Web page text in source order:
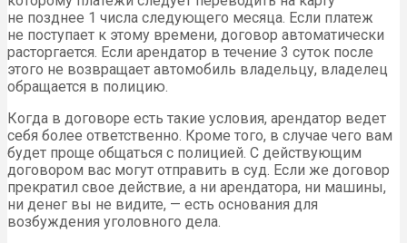
не позднее 1 числа следующего месяца. Если платеж
не поступает к этому времени, договор автоматически
расторгается. Если арендатор в течение 3 суток после
этого не возвращает автомобиль владельцу, владелец
обращается в полицию.
Когда в договоре есть такие условия, арендатор ведет
себя более ответственно. Кроме того, в случае чего вам
будет проще общаться с полицией. С действующим
договором вас могут отправить в суд. Если же договор
прекратил свое действие, а ни арендатора, ни машины,
ни денег вы не видите, — есть основания для
возбуждения уголовного дела.